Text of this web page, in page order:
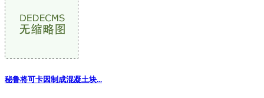
秘鲁将可卡因制成混凝土块...